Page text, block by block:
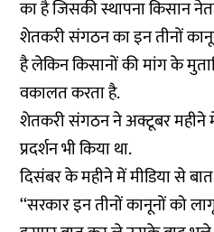
का है जिसकी स्थापना किसान
शेतकरी संगठन का इन तीनों
है लेकिन किसानों की मांग के
वकालत करता है.
शेतकरी संगठन ने अक्टूबर महीने
प्रदर्शनभी किया था.
दिसंबर के महीने में मीडिया से
‘‘सरकार इन तीनों कानूनों को